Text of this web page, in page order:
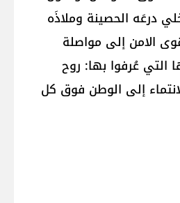
درعَه الحصينة وملاذَه
الامن إلى مواصلة
التي عُرفوا بها: روح
إلى الوطن فوق كل